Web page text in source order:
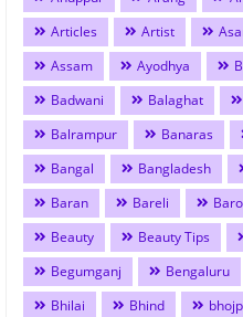
Articles
Artist
Assam
Ayodhya
Badwani
Balaghat
Balrampur
Banaras
Bangal
Bangladesh
Baran
Bareli
Beauty
Beauty Tips
Begumganj
Bengaluru
Bhilai
Bhind